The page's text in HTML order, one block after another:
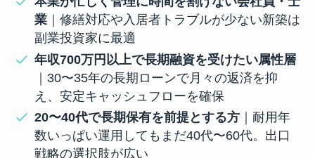
業 ｜修繕対応や入居者トラブルが少ない新築は
副業投資家に最適
年収700万円以上で長期融資を受けたい属性層
｜30〜35年の長期ローンで月々の返済を抑
え、安定キャッシュフローを確保
20〜40代で長期保有を前提とする方 ｜耐用年
数いっぱい運用してもまだ40代〜60代。出口
戦略の選択肢が広い